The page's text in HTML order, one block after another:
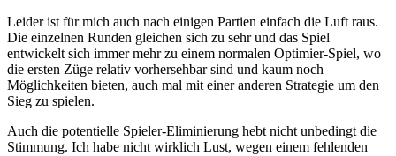
Leider ist für mich auch nach einigen Partien einfach die Luft raus.
Die einzelnen Runden gleichen sich zu sehr und das Spiel
entwickelt sich immer mehr zu einem normalen Optimier-Spiel, wo
die ersten Züge relativ vorhersehbar sind und kaum noch
Möglichkeiten bieten, auch mal mit einer anderen Strategie um den
Sieg zu spielen.
Auch die potentielle Spieler-Eliminierung hebt nicht unbedingt die
Stimmung. Ich habe nicht wirklich Lust, wegen einem fehlenden